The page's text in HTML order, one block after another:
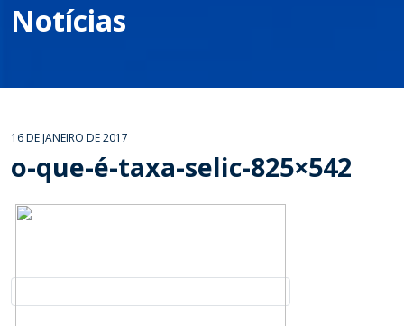
Notícias
16 DE JANEIRO DE 2017
o-que-é-taxa-selic-825×542